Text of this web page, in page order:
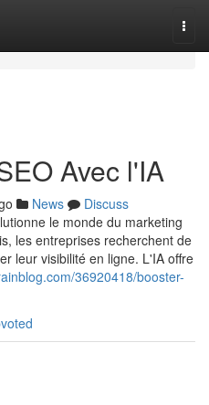
Avec l'IA
News
Discuss
le monde du marketing
les entreprises recherchent de
leur visibilité en ligne. L'IA offre
36920418/booster-